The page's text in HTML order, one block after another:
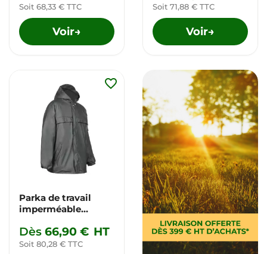
Soit 68,33 € TTC
Voir→
Soit 71,88 € TTC
Voir→
Parka de travail
imperméable
Dès 66,90 € HT
Soit 80,28 € TTC
favorite_border